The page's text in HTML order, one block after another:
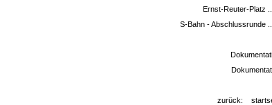
Ernst-Reuter-Platz
S-Bahn - Abschlussrunde
zurück: